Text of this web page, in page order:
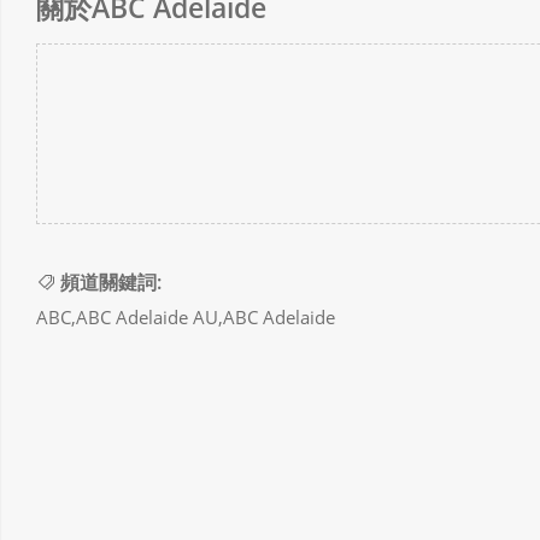
頻道關鍵詞:
ABC,ABC Adelaide AU,ABC Adelaide